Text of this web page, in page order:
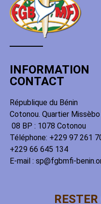
INFORMATION
CONTACT
République du Bénin
Cotonou. Quartier Missèbo
08 BP : 1078 Cotonou
Téléphone: +229 97 261
+229 66 645 134
E-mail : sp@fgbmfi-